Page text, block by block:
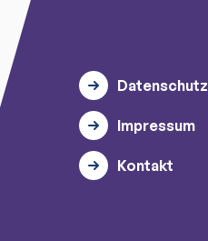
Datenschutz
Impressum
Kontakt